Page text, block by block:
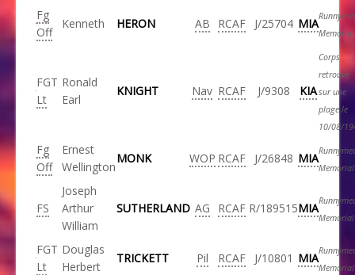
Fg
Off
Kenneth HERON AB RCAF J/25704 MIA
Memorial
FGT
Lt
Ronald
Earl
KNIGHT Nav RCAF J/9308 KIA
Corps
retrouvé
sur une
plage le
10/08/
Fg
Off
Ernest
Wellington
MONK WOP RCAF J/26848 MIA
Memorial
FS
Joseph
Arthur
William
SUTHERLAND AG RCAF R/189515MIA
Memorial
FGT
Lt
Douglas
Herbert
TRICKETT Pil RCAF J/10801 MIA
Memorial